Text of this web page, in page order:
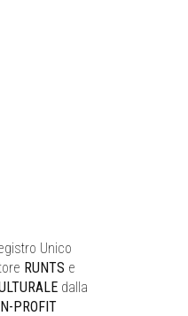
Unico
RUNTS e
dalla
PROFIT